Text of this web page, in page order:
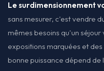
Le surdimensionnement
sans mesurer, c'est vendre
mêmes besoins qu'un
expositions marquées et
bonne puissance dépend